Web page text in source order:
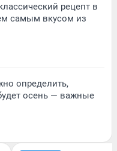
рецепт в
самым вкусом из
определить,
осень — важные